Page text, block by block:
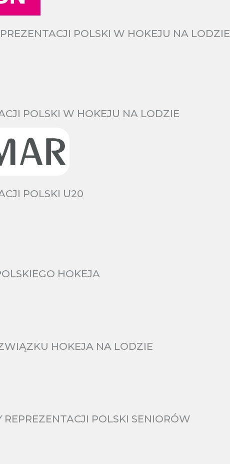
POLSKI W HOKEJU NA LODZIE
POLSKI W HOKEJU NA LODZIE
POLSKI U20
HOKEJA
HOKEJA NA LODZIE
REPREZENTACJI POLSKI SENIORÓW